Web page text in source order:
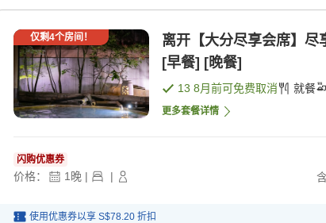
仅剩4个房间！
离开【大分尽享会席】
[早餐] [晚餐]
13 8月前可免费取消 就餐
更多套餐详情
闪购优惠券
价格： 1晚 | |
使用优惠券以享 S$78.20 折扣